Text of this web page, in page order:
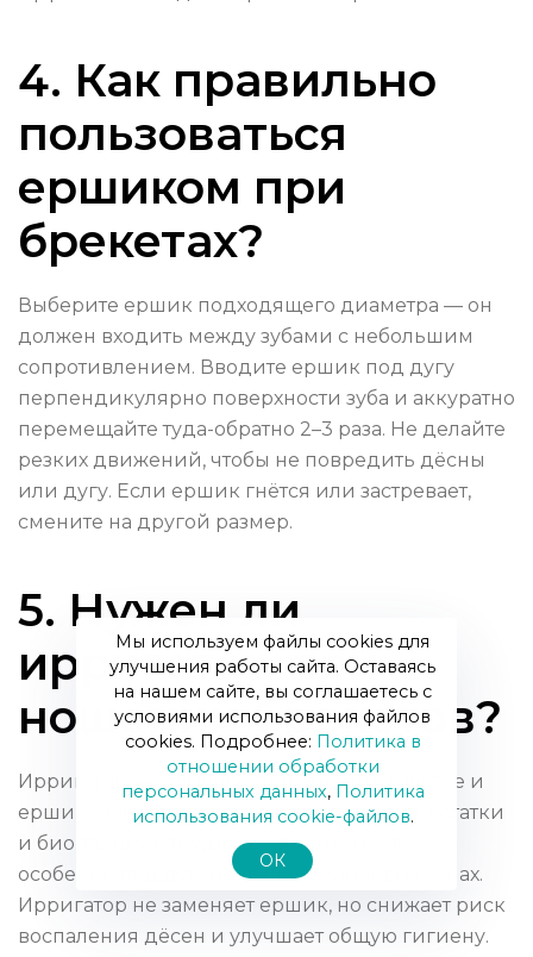
4. Как правильно
пользоваться
ершиком при
брекетах?
Выберите ершик подходящего диаметра — он
должен входить между зубами с небольшим
сопротивлением. Вводите ершик под дугу
перпендикулярно поверхности зуба и аккуратно
перемещайте туда-обратно 2–3 раза. Не делайте
резких движений, чтобы не повредить дёсны
или дугу. Если ершик гнётся или застревает,
смените на другой размер.
5. Нужен ли
ирригатор при
ношении брекетов?
Ирригатор — отличное дополнение к щетке и
ершику. Он хорошо вымывает пищевые остатки
и биоплёнку в труднодоступных местах,
особенно под дугой и в околозамковых зонах.
Ирригатор не заменяет ершик, но снижает риск
воспаления дёсен и улучшает общую гигиену.
Мы используем файлы cookies для
улучшения работы сайта. Оставаясь
на нашем сайте, вы соглашаетесь с
условиями использования файлов
cookies. Подробнее: Политика в
отношении обработки
персональных данных, Политика
использования сookie-файлов.
ОК